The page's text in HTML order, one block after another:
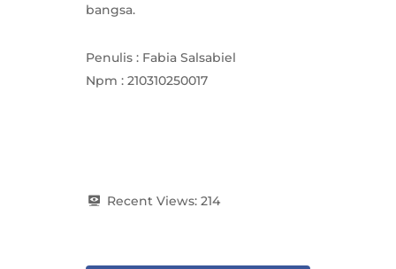
bangsa.
Penulis : Fabia Salsabiel
Npm : 210310250017
Recent Views: 214